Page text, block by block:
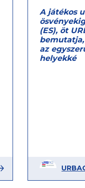
A játékos
(ES), öt
az
helyekké